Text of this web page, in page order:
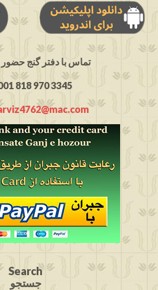
: تماس با دفتر گنج حضور
818 970 3345
Search
جستجو